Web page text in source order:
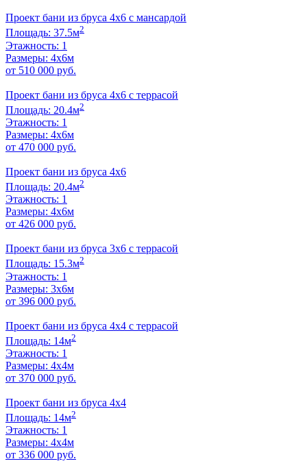
Проект бани из бруса 4х6 с мансардой
Площадь: 37.5м2
Этажность: 1
Размеры: 4x6м
от 510 000 руб.
Проект бани из бруса 4х6 с террасой
Площадь: 20.4м2
Этажность: 1
Размеры: 4х6м
от 470 000 руб.
Проект бани из бруса 4х6
Площадь: 20.4м2
Этажность: 1
Размеры: 4х6м
от 426 000 руб.
Проект бани из бруса 3х6 с террасой
Площадь: 15.3м2
Этажность: 1
Размеры: 3х6м
от 396 000 руб.
Проект бани из бруса 4х4 с террасой
Площадь: 14м2
Этажность: 1
Размеры: 4х4м
от 370 000 руб.
Проект бани из бруса 4х4
Площадь: 14м2
Этажность: 1
Размеры: 4х4м
от 336 000 руб.